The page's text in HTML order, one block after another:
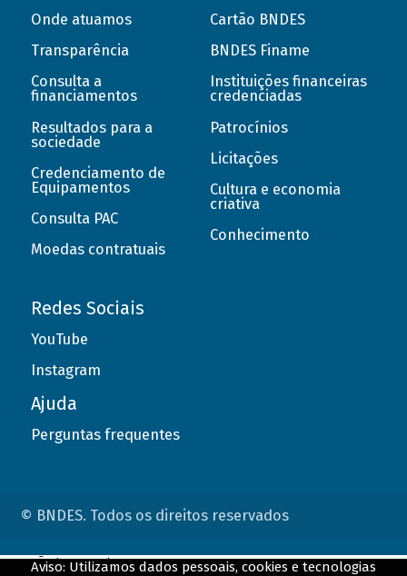
Onde atuamos
Transparência
Consulta a
financiamentos
Resultados para a
sociedade
Credenciamento de
Equipamentos
Consulta PAC
Moedas contratuais
Cartão BNDES
BNDES Finame
Instituições financeiras
credenciadas
Patrocínios
Licitações
Cultura e economia
criativa
Conhecimento
Redes Sociais
YouTube
Instagram
Ajuda
Perguntas frequentes
© BNDES. Todos os direitos reservados
Aviso: Utilizamos dados pessoais, cookies e tecnologias
ConteÃºdo complementar